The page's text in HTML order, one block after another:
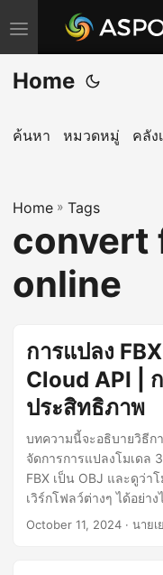
T
o
g
l
a
v
i
g
Home
ค้นหา หมวดหมู่ คลัง
Home » Tags
convert
online
การแปลง
Cloud API |
ประสิทธิภาพ
บทความนี้จะอธิบายวิธีก
จัดการการแปลงโมเดล
FBX เป็น OBJ และดูว่า
เวิร์กโฟลว์ต่างๆ ได้อย่าง
October 11, 2024 · นาย